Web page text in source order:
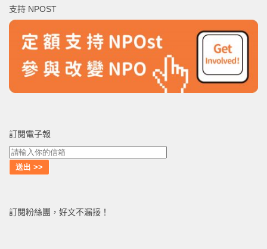
字:
支持 NPOST
訂閱電子報
訂閱粉絲團，好文不漏接！